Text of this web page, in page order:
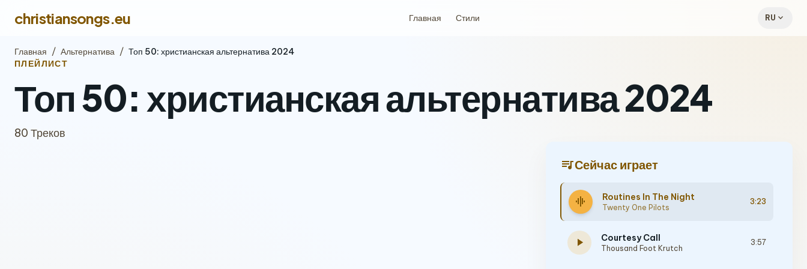
christiansongs.eu Главная Стили RU expand_more
Главная / Альтернатива / Топ 50: христианская альтернатива 2024
ПЛЕЙЛИСТ
Топ 50: христианская альтернатива 2024
80 Треков
queue_musicСейчас играет
graphic_eq Routines In The Night
Twenty One Pilots
3:23
play_arrow Courtesy Call
Thousand Foot Krutch
3:57